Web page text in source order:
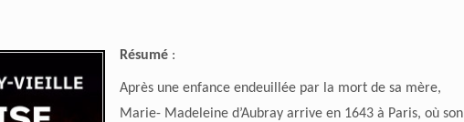
Résumé:
Après une enfance endeuillée par la mort de sa mère,
Marie- Madeleine d’Aubray arrive en 1643 à Paris, où son